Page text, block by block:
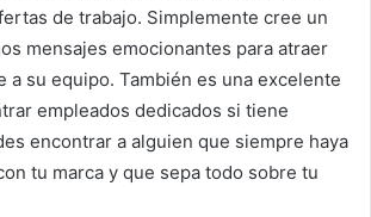
de trabajo. Simplemente cree un
mensajes emocionantes para atraer
a su equipo. También es una excelente
empleados dedicados si tiene
encontrar a alguien que siempre haya
tu marca y que sepa todo sobre tu